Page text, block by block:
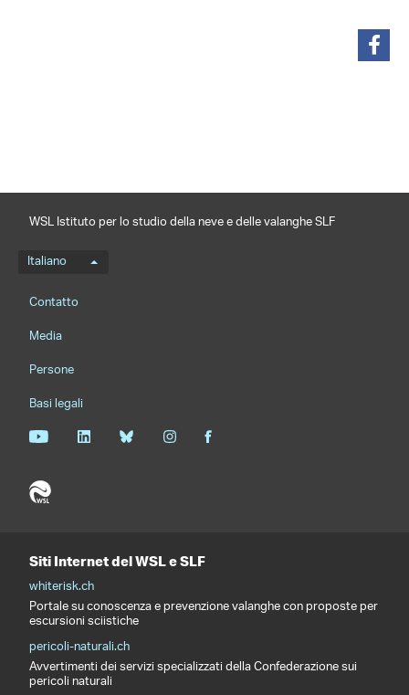
WSL Istituto per lo studio della neve e delle valanghe SLF
Menu della lingua
Italiano
Footernavigation
Contatto
Media
Persone
Basi legali
Siti Internet del WSL e SLF
whiterisk.ch
Portale su conoscenza e prevenzione valanghe con proposte per
escursioni sciistiche
pericoli-naturali.ch
Avvertimenti dei servizi specializzati della Confederazione sui
pericoli naturali